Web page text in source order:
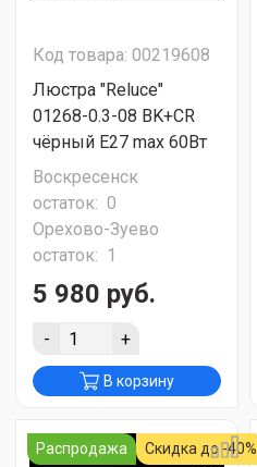
Код товара: 00219608
Люстра "Reluce"
01268-0.3-08 BK+CR
чёрный Е27 max 60Вт
Воскресенск
остаток: 0
Орехово-Зуево
остаток: 1
5 980 руб.
- +
В корзину
Распродажа Скидка до -40%